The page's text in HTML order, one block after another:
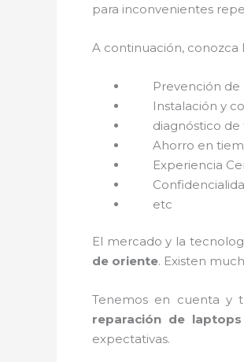
para inconvenientes
A continuación, conozca
Prevención
Instalación y
diagnóstico de
Ahorro en
Experiencia
etc
El mercado y la
de oriente. Existen
Tenemos en cuenta y
reparación de
expectativas.